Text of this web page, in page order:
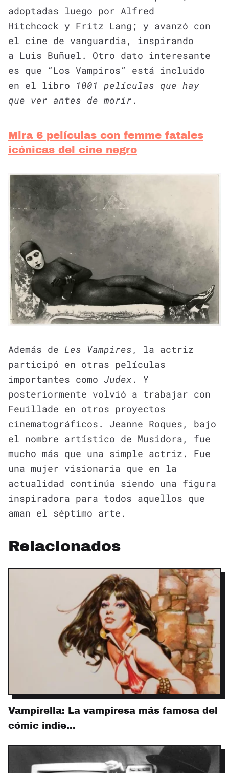
adoptadas luego por Alfred
Hitchcock y Fritz Lang; y avanzó con
el cine de vanguardia, inspirando
a Luis Buñuel. Otro dato interesante
es que “Los Vampiros” está incluido
en el libro 1001 películas que hay
que ver antes de morir .
Mira 6 películas con femme fatales
icónicas del cine negro
Además de Les Vampires , la actriz
participó en otras películas
importantes como Judex . Y
posteriormente volvió a trabajar con
Feuillade en otros proyectos
cinematográficos. Jeanne Roques, bajo
el nombre artístico de Musidora, fue
mucho más que una simple actriz. Fue
una mujer visionaria que en la
actualidad continúa siendo una figura
inspiradora para todos aquellos que
aman el séptimo arte.
Relacionados
Vampirella: La vampiresa más famosa del
cómic indie…